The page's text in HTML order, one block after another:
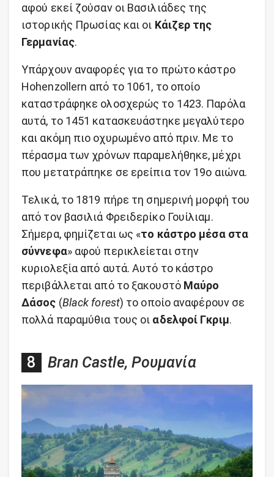
αφού εκεί ζούσαν οι Βασιλιάδες της
ιστορικής Πρωσίας και οι Κάιζερ της
Γερμανίας.
Υπάρχουν αναφορές για το πρώτο κάστρο
Hohenzollern από το 1061, το οποίο
καταστράφηκε ολοσχερώς το 1423. Παρόλα
αυτά, το 1451 κατασκευάστηκε μεγαλύτερο
και ακόμη πιο οχυρωμένο από πριν. Με το
πέρασμα των χρόνων παραμελήθηκε, μέχρι
που μετατράπηκε σε ερείπια τον 19ο αιώνα.
Τελικά, το 1819 πήρε τη σημερινή μορφή του
από τον βασιλιά Φρειδερίκο Γουίλιαμ.
Σήμερα, φημίζεται ως «το κάστρο μέσα στα
σύννεφα» αφού περικλείεται στην
κυριολεξία από αυτά. Αυτό το κάστρο
περιβάλλεται από το ξακουστό Μαύρο
Δάσος (Black forest) το οποίο αναφέρουν σε
πολλά παραμύθια τους οι αδελφοί Γκριμ.
Bran Castle, Ρουμανία